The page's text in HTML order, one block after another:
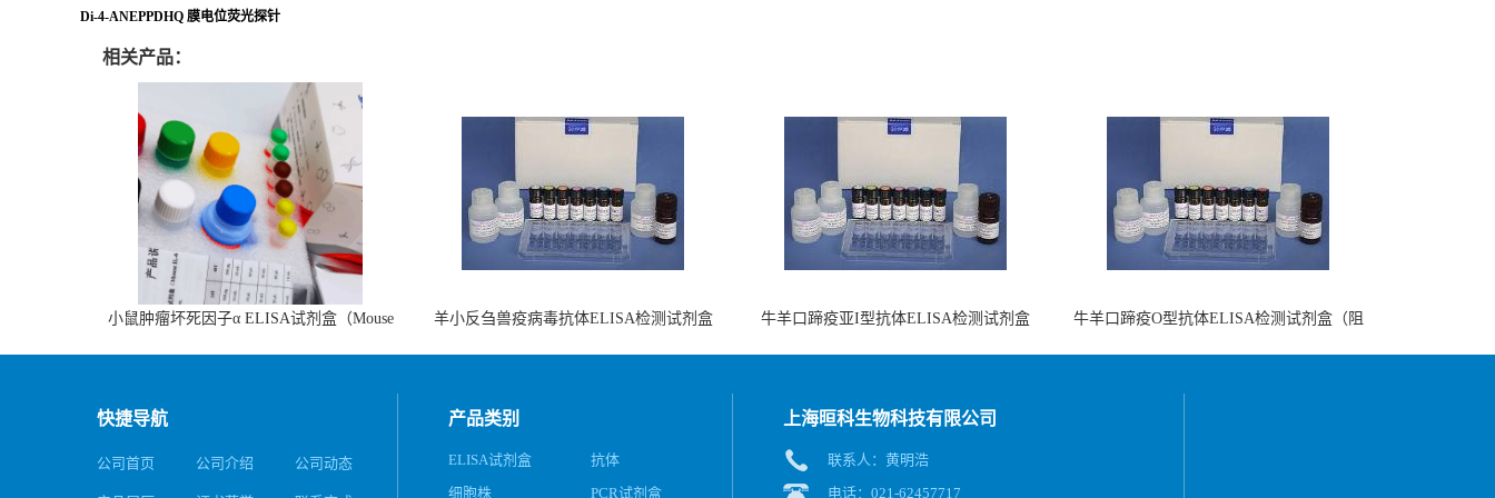
Di-4-ANEPPDHQ 膜电位荧光探针
相关产品：
小鼠肿瘤坏死因子α ELISA试剂盒（Mouse
羊小反刍兽疫病毒抗体ELISA检测试剂盒
牛羊口蹄疫亚I型抗体ELISA检测试剂盒
牛羊口蹄疫O型抗体ELISA检测试剂盒（阻
快捷导航
公司首页 公司介绍 公司动态
产品类别
ELISA试剂盒
抗体
细胞株
PCR试剂盒
上海晅科生物科技有限公司
联系人：黄明浩
电话：021-62457717